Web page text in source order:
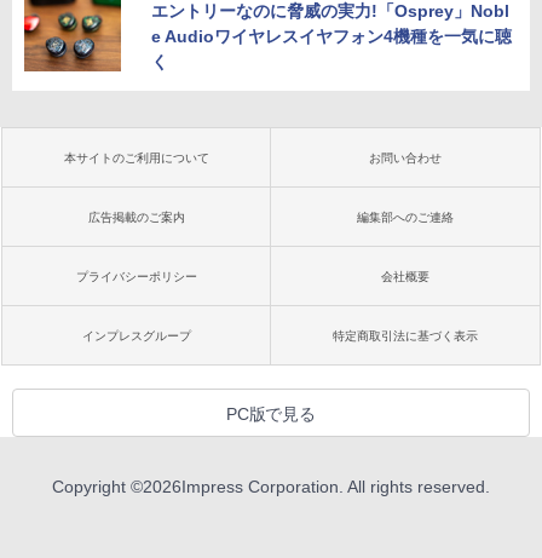
エントリーなのに脅威の実力!「Osprey」Nobl
e Audioワイヤレスイヤフォン4機種を一気に聴
く
本サイトのご利用について お問い合わせ
広告掲載のご案内 編集部へのご連絡
プライバシーポリシー 会社概要
インプレスグループ 特定商取引法に基づく表示
PC版で見る
Copyright ©2026Impress Corporation. All rights reserved.